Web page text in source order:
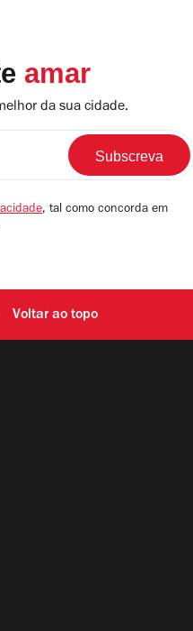
amar
da sua cidade.
, tal como concorda em
Voltar ao topo